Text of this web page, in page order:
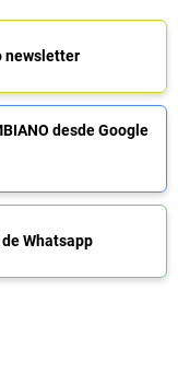
newsletter
desde Google
Whatsapp